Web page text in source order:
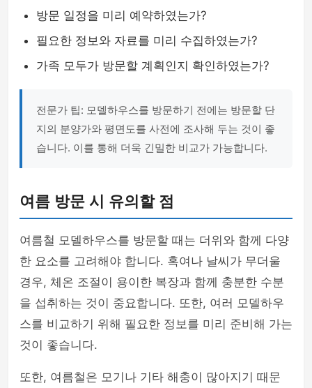
방문 일정을 미리 예약하였는가?
필요한 정보와 자료를 미리 수집하였는가?
가족 모두가 방문할 계획인지 확인하였는가?
전문가 팁: 모델하우스를 방문하기 전에는 방문할 단
지의 분양가와 평면도를 사전에 조사해 두는 것이 좋
습니다. 이를 통해 더욱 긴밀한 비교가 가능합니다.
여름 방문 시 유의할 점
여름철 모델하우스를 방문할 때는 더위와 함께 다양
한 요소를 고려해야 합니다. 혹여나 날씨가 무더울
경우, 체온 조절이 용이한 복장과 함께 충분한 수분
을 섭취하는 것이 중요합니다. 또한, 여러 모델하우
스를 비교하기 위해 필요한 정보를 미리 준비해 가는
것이 좋습니다.
또한, 여름철은 모기나 기타 해충이 많아지기 때문